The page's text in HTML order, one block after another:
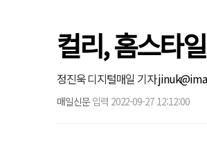
컬리, 홈스타
정진욱 디지털매일 기자
매일신문 입력 2022-09-27 12:12:00